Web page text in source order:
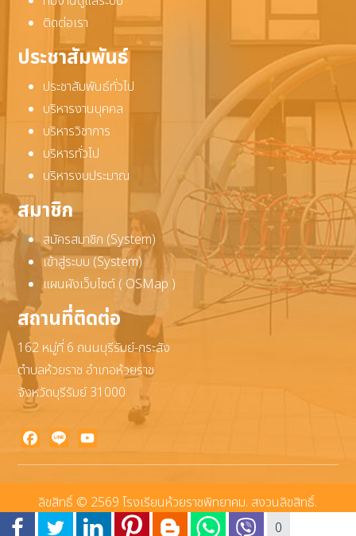
0
ติดต่อเรา
ประชาสัมพันธ์
ประชาสัมพันธ์ทั่วไป
บริหารงานบุคคล
บริหารวิชาการ
บริหารทั่วไป
บริหารงบประมาณ
สมาชิก
สมัครสมาชิก (System)
เข้าสู่ระบบ (System)
แผนผังเว็บไซต์ ( OSMap )
สถานที่ติดต่อ
162 หมู่ที่ 6 ถนนบุรีรัมย์-กระสัง
ตำบลห้วยราช อำเภอห้วยราช
จังหวัดบุรีรัมย์ 31000
ลิขสิทธิ์ © 2569 โรงเรียนห้วยราชพิทยาคม. สงวนลิขสิทธิ์.
Joomla! เป็นซอฟต์แวร์เสรีที่เผยแพร่ภายใต้GNU ใบอนุญาตสาธารณะทั่วไป